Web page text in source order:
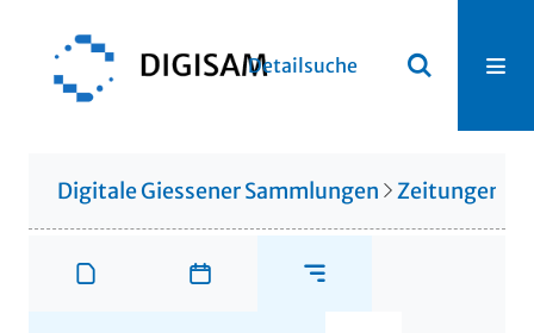
Detailsuche
Digitale Giessener Sammlungen Zeitungen